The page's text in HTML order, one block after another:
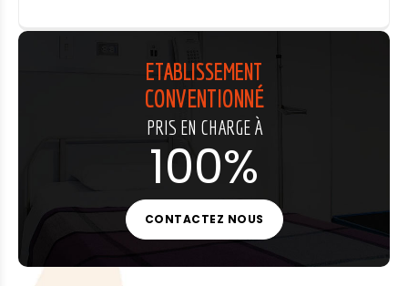
ETABLISSEMENT
CONVENTIONNÉ
PRIS EN CHARGE À
100%
CONTACTEZ NOUS